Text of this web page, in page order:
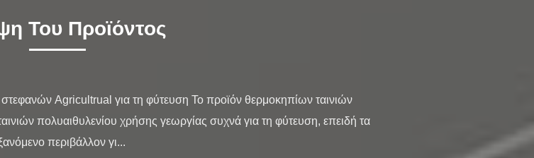
Του Προϊόντος
Agricultrual για τη φύτευση Το προϊόν θερμοκηπίων ταινιών
πολυαιθυλενίου χρήσης γεωργίας συχνά για τη φύτευση, επειδή τα